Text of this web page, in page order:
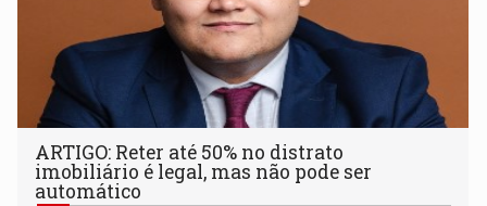
ARTIGO: Reter até 50% no distrato
imobiliário é legal, mas não pode ser
automático